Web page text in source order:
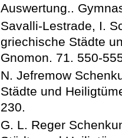
Auswertung..
Savalli-Lestrade, I.
griechische Städte
Gnomon. 71. 550-
N. Jefremow
Städte und
230.
G. L. Reger